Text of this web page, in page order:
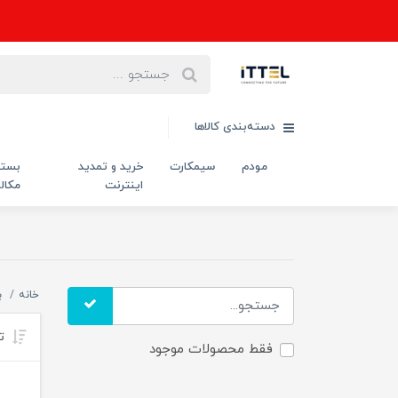
دسته‌بندی کالاها
مودم سیمکارت
خرید و تمدید
اینترنت
فقط محصولات موجود
خانه